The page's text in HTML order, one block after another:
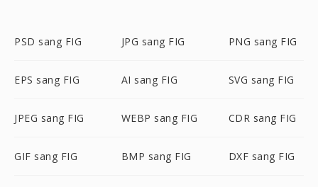
PSD sang FIG JPG sang FIG PNG sang FIG
EPS sang FIG AI sang FIG SVG sang FIG
JPEG sang FIG WEBP sang FIG CDR sang FIG
GIF sang FIG BMP sang FIG DXF sang FIG